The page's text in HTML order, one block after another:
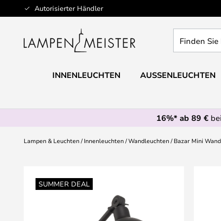
Autorisierter Händler
Zum
Inhalt
Sie
Leuchte...
INNENLEUCHTEN AUSSENLEUCHTEN
16%* ab 89 €
Lampen & Leuchten Innenleuchten Wandleuchten Bazar Mini
SUMMER DEAL
Ende